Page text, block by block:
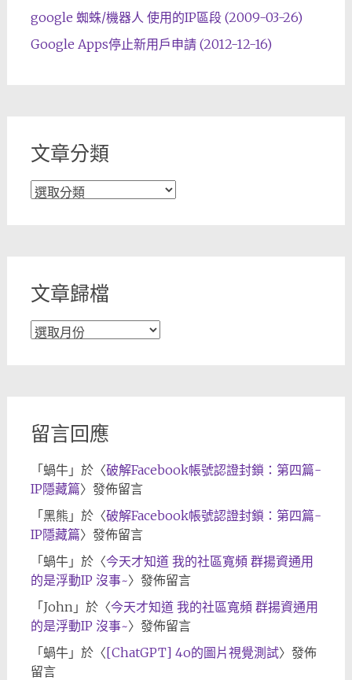
google 蜘蛛/機器人 使用的IP區段 (2009-03-26)
Google Apps停止新用戶申請 (2012-12-16)
文章分類
文
文章歸檔
文
留言回應
「蝸牛」於〈破解Facebook帳號認證封鎖：第四篇-
IP隱藏篇〉發佈留言
「黑熊 」於〈破解Facebook帳號認證封鎖：第四篇-
IP隱藏篇〉發佈留言
「蝸牛」於〈今天才知道 我的社區寬頻 群揚資通用
的是浮動IP 沒事~〉發佈留言
「John 」於〈今天才知道 我的社區寬頻 群揚資通用
的是浮動IP 沒事~〉發佈留言
「蝸牛」於〈[ChatGPT] 4o的圖片視覺測試〉發佈
留言